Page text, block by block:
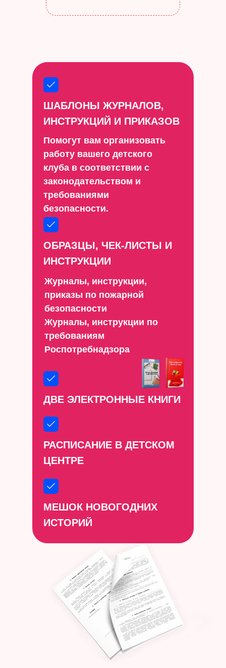
Помогут вам организовать
работу вашего детского
клуба в соответствии с
законодательством и
требованиями
безопасности.
ШАБЛОНЫ ЖУРНАЛОВ,
ИНСТРУКЦИЙ И ПРИКАЗОВ
Журналы, инструкции,
приказы по пожарной
безопасности
Журналы, инструкции по
требованиям
Роспотребнадзора
ОБРАЗЦЫ, ЧЕК-ЛИСТЫ И
ИНСТРУКЦИИ
ДВЕ ЭЛЕКТРОННЫЕ КНИГИ
РАСПИСАНИЕ В ДЕТСКОМ
ЦЕНТРЕ
МЕШОК НОВОГОДНИХ
ИСТОРИЙ